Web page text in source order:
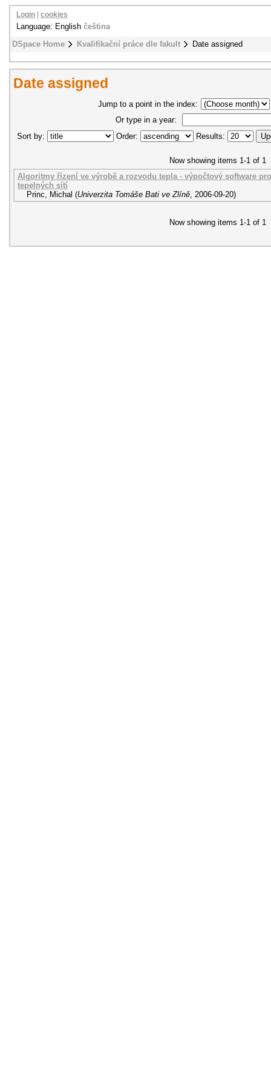
DSpace Home Kvalifikační práce dle fakult Date assigned
Login cookies
Language: English čeština
Date assigned
Jump to a point in the index:
Or type in a year:
Sort by:
Order: Results:
Now showing items 1-1 of 1
Algoritmy řízení ve výrobě a rozvodu tepla - výpočtový software
tepelných sítí
Princ, Michal (Univerzita Tomáše Bati ve Zlíně, 2006-09-20)
Now showing items 1-1 of 1